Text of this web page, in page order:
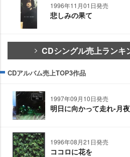
1996年11月01日発売
悲しみの果て
CDシングル売上ランキ
CDアルバム売上TOP3作品
1997年09月10日発売
明日に向かって走れ-月
1996年08月21日発売
ココロに花を